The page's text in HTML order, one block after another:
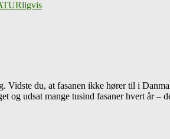
Vidste du, at fasanen ikke hører til i
og udsat mange tusind fasaner hvert år